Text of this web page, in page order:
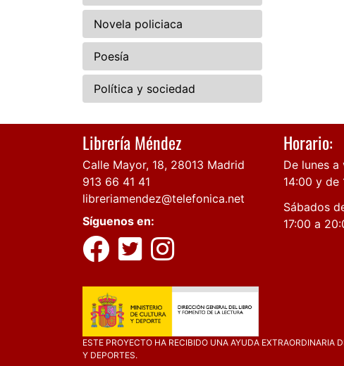
Novela policiaca
Poesía
Política y sociedad
Librería Méndez
Calle Mayor, 18, 28013 Madrid
913 66 41 41
libreriamendez@telefonica.net
Síguenos en:
Horario:
De lunes a
14:00 y de
Sábados
17:00 a
ESTE PROYECTO HA RECIBIDO UNA AYUDA EXTRAORDINARIA
Y DEPORTES.